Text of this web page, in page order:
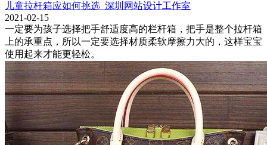
儿童拉杆箱应如何挑选_深圳网站设计工作室
2021-02-15
一定要为孩子选择把手舒适度高的栏杆箱，把手是整个拉杆箱
上的承重点，所以一定要选择材质柔软摩擦力大的，这样宝宝
使用起来才能更轻松。